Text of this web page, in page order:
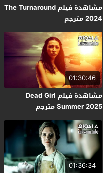
مشاهدة فيلم The Turnaround
2024 مترجم
01:30:46
مشاهدة فيلم Dead Girl
Summer 2025 مترجم
01:36:34